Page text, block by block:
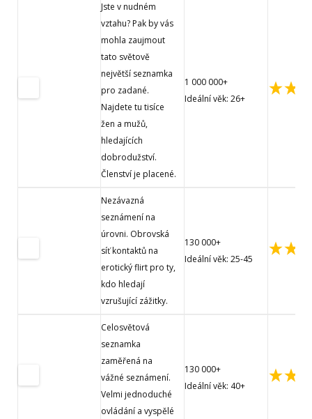
Jste v nudném
vztahu? Pak by vás
mohla zaujmout
tato světově
největší seznamka
pro zadané.
Najdete tu tisíce
žen a mužů,
hledajících
dobrodužství.
Členství je placené.
1 000 000+
Ideální věk: 26+
Nezávazná
seznámení na
úrovni. Obrovská
síť kontaktů na
erotický flirt pro ty,
kdo hledají
vzrušující zážitky.
130 000+
Ideální věk: 25-45
Celosvětová
seznamka
zaměřená na
vážné seznámení.
Velmi jednoduché
ovládání a vyspělé
130 000+
Ideální věk: 40+